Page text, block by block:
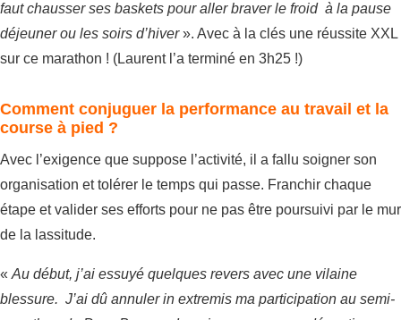
faut chausser ses baskets pour aller braver le froid à la pause
déjeuner ou les soirs d’hiver». Avec à la clés une réussite XXL
sur ce marathon ! (Laurent l’a terminé en 3h25 !)
Comment conjuguer la performance au travail et la
course à pied ?
Avec l’exigence que suppose l’activité, il a fallu soigner son
organisation et tolérer le temps qui passe. Franchir chaque
étape et valider ses efforts pour ne pas être poursuivi par le mur
de la lassitude.
« Au début, j’ai essuyé quelques revers avec une vilaine
blessure. J’ai dû annuler in extremis ma participation au semi-